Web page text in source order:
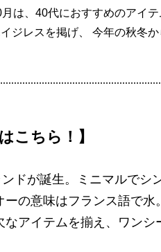
は、40代におすすめのアイ
ジレスを掲げ、 今年の秋冬
こちら！】
ドが誕生。ミニマルでシ
ーの意味はフランス語で
なアイテムを揃え、ワン